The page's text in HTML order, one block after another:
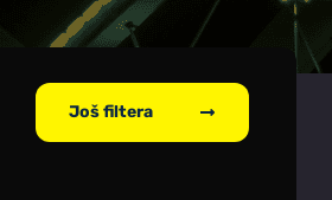
Još filtera